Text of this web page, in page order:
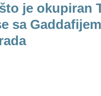
je okupiran
sa Gaddafijem